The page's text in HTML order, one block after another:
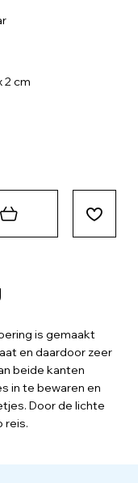
2 cm
is gemaakt
en daardoor zeer
beide kanten
in te bewaren en
Door de lichte
reis.